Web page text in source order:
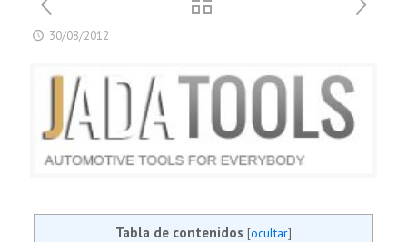
30/08/2012
Tabla de contenidos [ocultar]